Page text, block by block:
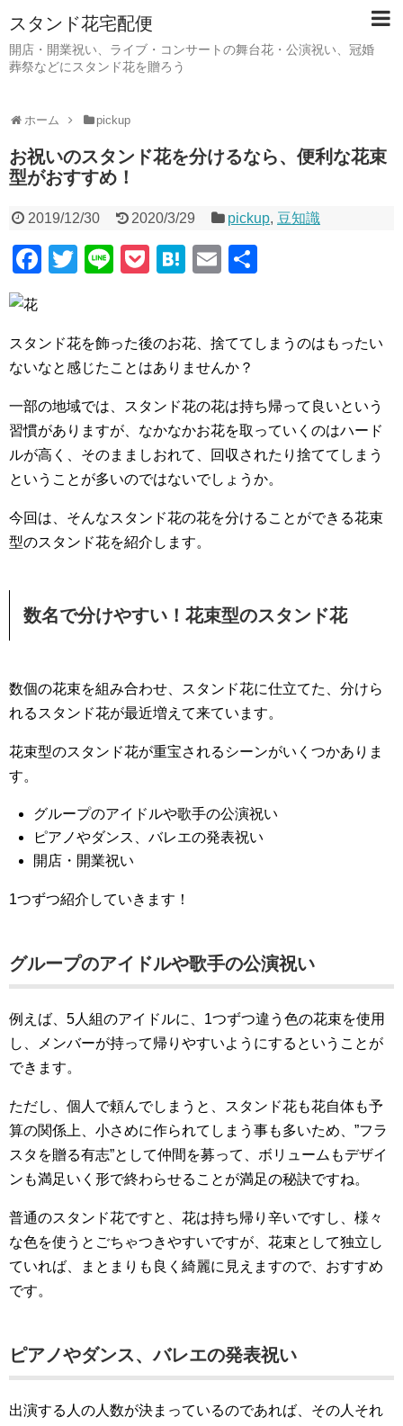
スタンド花宅配便
開店・開業祝い、ライブ・コンサートの舞台花・公演祝い、冠婚
葬祭などにスタンド花を贈ろう
ホーム pickup
お祝いのスタンド花を分けるなら、便利な花束
型がおすすめ！
2019/12/30 2020/3/29 pickup, 豆知識
F
e
b
o
o
k
T
er
Li
P
et
H
n
a
E
スタンド花を飾った後のお花、捨ててしまうのはもったい
ないなと感じたことはありませんか？
一部の地域では、スタンド花の花は持ち帰って良いという
習慣がありますが、なかなかお花を取っていくのはハード
ルが高く、そのまましおれて、回収されたり捨ててしまう
ということが多いのではないでしょうか。
今回は、そんなスタンド花の花を分けることができる花束
型のスタンド花を紹介します。
数名で分けやすい！花束型のスタンド花
数個の花束を組み合わせ、スタンド花に仕立てた、分けら
れるスタンド花が最近増えて来ています。
花束型のスタンド花が重宝されるシーンがいくつかありま
す。
グループのアイドルや歌手の公演祝い
ピアノやダンス、バレエの発表祝い
開店・開業祝い
1つずつ紹介していきます！
グループのアイドルや歌手の公演祝い
例えば、5人組のアイドルに、1つずつ違う色の花束を使用
し、メンバーが持って帰りやすいようにするということが
できます。
ただし、個人で頼んでしまうと、スタンド花も花自体も予
算の関係上、小さめに作られてしまう事も多いため、”フラ
スタを贈る有志”として仲間を募って、ボリュームもデザイ
ンも満足いく形で終わらせることが満足の秘訣ですね。
普通のスタンド花ですと、花は持ち帰り辛いですし、様々
な色を使うとごちゃつきやすいですが、花束として独立し
ていれば、まとまりも良く綺麗に見えますので、おすすめ
です。
ピアノやダンス、バレエの発表祝い
出演する人の人数が決まっているのであれば、その人それ